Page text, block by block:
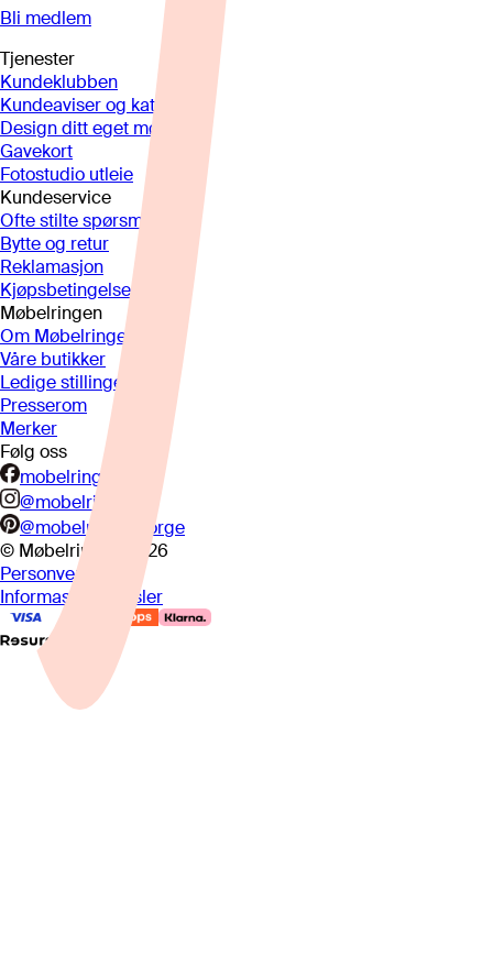
Bli medlem
Tjenester
Kundeklubben
Kundeaviser og kataloger
Design ditt eget møbel
Gavekort
Fotostudio utleie
Kundeservice
Ofte stilte spørsmål
Bytte og retur
Reklamasjon
Kjøpsbetingelser
Møbelringen
Om Møbelringen
Våre butikker
Ledige stillinger
Presserom
Merker
Følg oss
mobelringen.no
@mobelringen
@mobelringennorge
© Møbelringen
2026
Personvern
Informasjonskapsler